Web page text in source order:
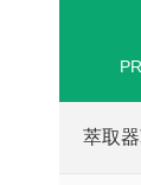
萃取